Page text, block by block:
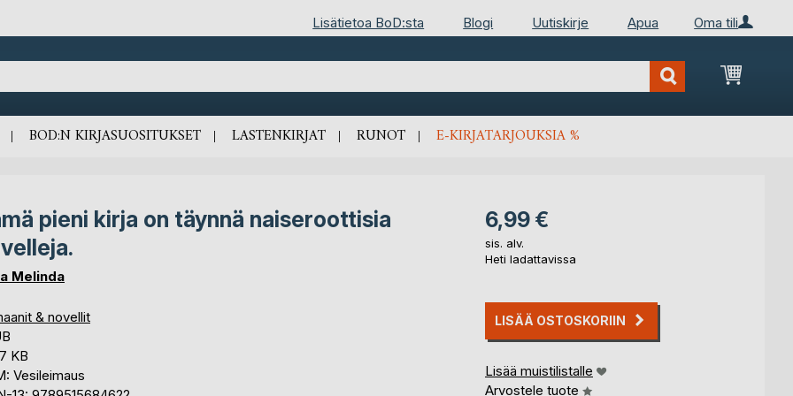
Oma tili
Lisätietoa BoD:sta Blogi Uutiskirje Apua
BOD:N KIRJASUOSITUKSET LASTENKIRJAT RUNOT E-KIRJATARJOUKSIA %
pieni kirja on täynnä naiseroottisia
Melinda
& novellit
KB
Vesileimaus
6,99 €
sis. alv.
Heti ladattavissa
LISÄÄ OSTOSKORIIN
Lisää muistilistalle
Arvostele tuote